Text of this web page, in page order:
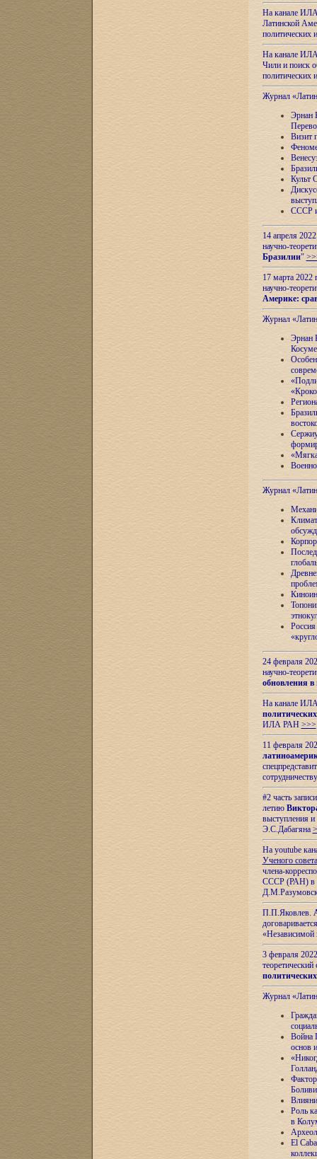
На канале
Латинской
На канале
Чили и поиск
Журнал
Эрнан
Визит
Культ
СССР и
14 апреля
научно-
Бразилии"
17 марта 2022
научно-
Америке:
Журнал
Эрнан
Журнал
24 февраля
научно-
обновления в
На канале
ИЛА РАН >>>
11 февраля
#2 часть
летию
выступления
Э.С.Дабагяна
На youtube
Ученого
члена-
СССР (РАН) в
П.П.Яковлев.
«Независимой
3 февраля
теоретический
Журнал
Война
основ
Роль
в
El